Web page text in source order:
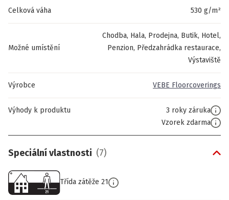
Celková váha 530 g/m²
Možné umístění
Chodba, Hala, Prodejna, Butik, Hotel,
Penzion, Předzahrádka restaurace,
Výstaviště
Výrobce VEBE Floorcoverings
Výhody k produktu
3 roky záruka
Vzorek zdarma
Speciální vlastnosti (7)
Třída zátěže 21